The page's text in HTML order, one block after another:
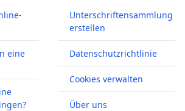
eine
Unterschriftensammlung
erstellen
Datenschutzrichtlinie
Cookies verwalten
Über uns